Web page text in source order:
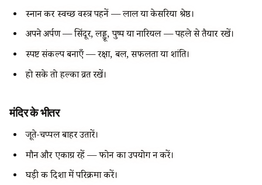
स्नान कर स्वच्छ वस्त्र पहनें — लाल या केसरिया श्रेष्ठ।
अपने अर्पण — सिंदूर, लड्डू, पुष्प या नारियल — पहले से तैयार रखें।
स्पष्ट संकल्प बनाएँ — रक्षा, बल, सफलता या शांति।
हो सके तो हल्का व्रत रखें।
मंदिर के भीतर
जूते-चप्पल बाहर उतारें।
मौन और एकाग्र रहें — फोन का उपयोग न करें।
घड़ी की दिशा में परिक्रमा करें।